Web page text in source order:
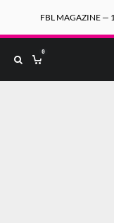
FBL MAGAZINE —
0